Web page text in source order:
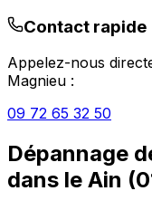
Contact rapide
Appelez-nous
Magnieu :
09 72 65 32 50
Dépannage
dans le Ain (